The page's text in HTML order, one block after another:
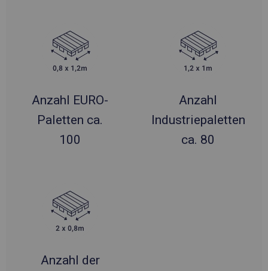
Anzahl EURO-
Paletten ca.
100
Anzahl
Industriepaletten
ca. 80
Anzahl der